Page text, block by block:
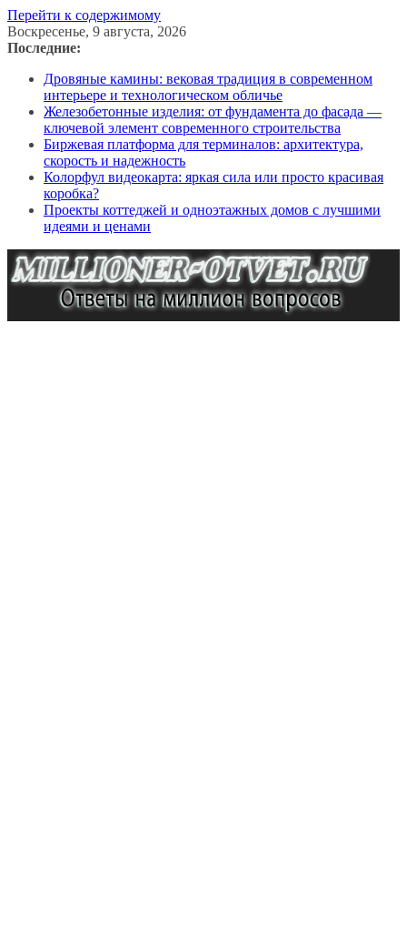
Перейти к содержимому
Воскресенье, 9 августа, 2026
Последние:
Дровяные камины: вековая традиция в современном
интерьере и технологическом обличье
Железобетонные изделия: от фундамента до фасада —
ключевой элемент современного строительства
Биржевая платформа для терминалов: архитектура,
скорость и надежность
Колорфул видеокарта: яркая сила или просто красивая
коробка?
Проекты коттеджей и одноэтажных домов с лучшими
идеями и ценами